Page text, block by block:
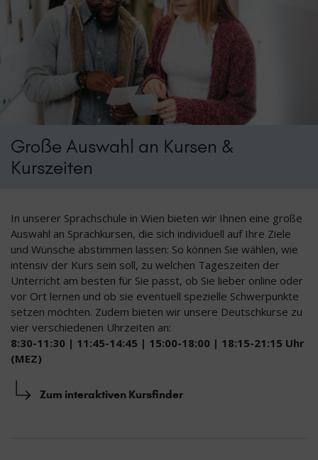
Große Auswahl an Kursen &
Kurszeiten
In unserer Sprachschule in Wien bieten wir Ihnen eine große
Auswahl an Sprachkursen, die sich individuell auf Ihre Ziele
und Wünsche abstimmen lassen: So können Sie wählen, wie
intensiv der Kurs sein soll, zu welchen Tageszeiten der
Unterricht am besten für Sie passt, ob Sie lieber online oder
vor Ort lernen und ob sie eventuell spezielle Schwerpunkte
setzen möchten. Zudem bieten wir unsere Deutschkurse zu
vier verschiedenen Uhrzeiten an:
8:30-11:30 | 11:45-14:45 | 15:00-18:00 | 18:15-21:15 Uhr
(MEZ)
Zum interaktiven Kursfinder